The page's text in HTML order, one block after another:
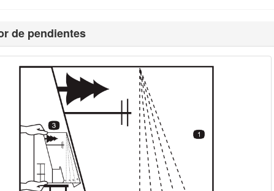
de pendientes
de seguridad identificados por el símbolo de alerta de
las precauciones recomendadas.
Figura 2
Importante llama la atención sobre información mecánica
si desea más detalles, consulte la Declaración de